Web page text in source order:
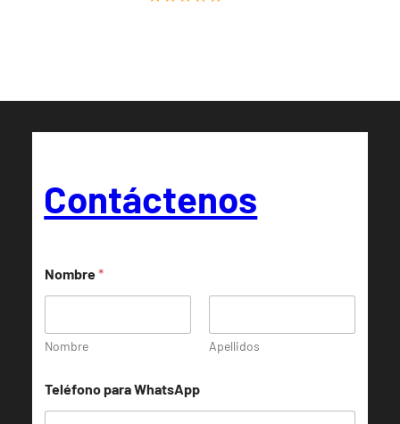
Contáctenos
Nombre*
Nombre Apellidos
Teléfono para WhatsApp